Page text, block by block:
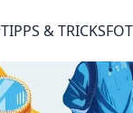
TIPPS & TRICKS